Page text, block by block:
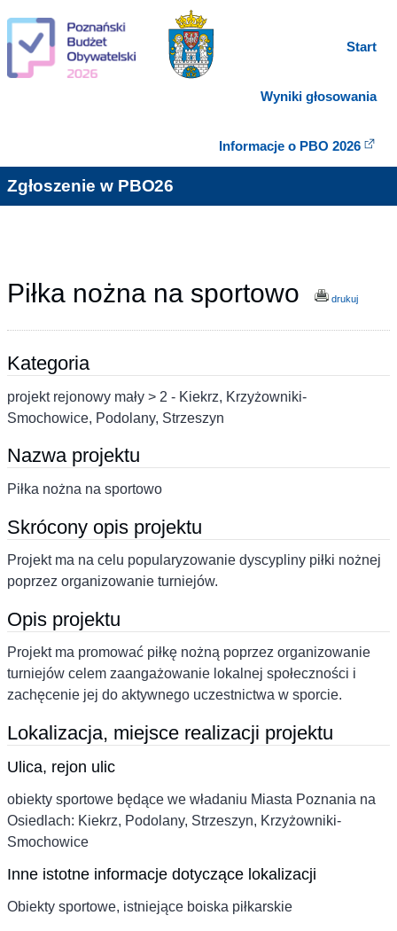
Start
Wyniki głosowania
Informacje o PBO 2026
Zgłoszenie w PBO26
Piłka nożna na sportowo drukuj
Kategoria
projekt rejonowy mały > 2 - Kiekrz, Krzyżowniki-
Smochowice, Podolany, Strzeszyn
Nazwa projektu
Piłka nożna na sportowo
Skrócony opis projektu
Projekt ma na celu popularyzowanie dyscypliny piłki nożnej
poprzez organizowanie turniejów.
Opis projektu
Projekt ma promować piłkę nożną poprzez organizowanie
turniejów celem zaangażowanie lokalnej społeczności i
zachęcenie jej do aktywnego uczestnictwa w sporcie.
Lokalizacja, miejsce realizacji projektu
Ulica, rejon ulic
obiekty sportowe będące we władaniu Miasta Poznania na
Osiedlach: Kiekrz, Podolany, Strzeszyn, Krzyżowniki-
Smochowice
Inne istotne informacje dotyczące lokalizacji
Obiekty sportowe, istniejące boiska piłkarskie